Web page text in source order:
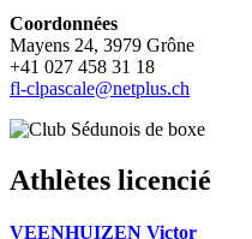
Coordonnées
Mayens 24, 3979 Grône
+41 027 458 31 18
fl-clpascale@netplus.ch
Athlètes licencié
VEENHUIZEN Victor